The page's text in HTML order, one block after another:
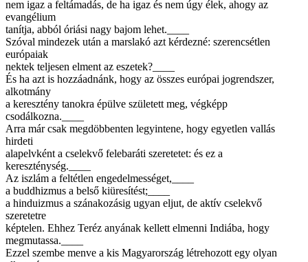
nem igaz a feltámadás, de ha igaz és nem úgy élek, ahogy az
evangélium
tanítja, abból óriási nagy bajom lehet.____
Szóval mindezek után a marslakó azt kérdezné: szerencsétlen
európaiak
nektek teljesen elment az eszetek?____
És ha azt is hozzáadnánk, hogy az összes európai jogrendszer,
alkotmány
a keresztény tanokra épülve született meg, végképp
csodálkozna.____
Arra már csak megdöbbenten legyintene, hogy egyetlen vallás
hirdeti
alapelvként a cselekvő felebaráti szeretetet: és ez a
kereszténység.____
Az iszlám a feltétlen engedelmességet,____
a buddhizmus a belső kiüresítést;____
a hinduizmus a szánakozásig ugyan eljut, de aktív cselekvő
szeretetre
képtelen. Ehhez Teréz anyának kellett elmenni Indiába, hogy
megmutassa.____
Ezzel szembe menve a kis Magyarország létrehozott egy olyan